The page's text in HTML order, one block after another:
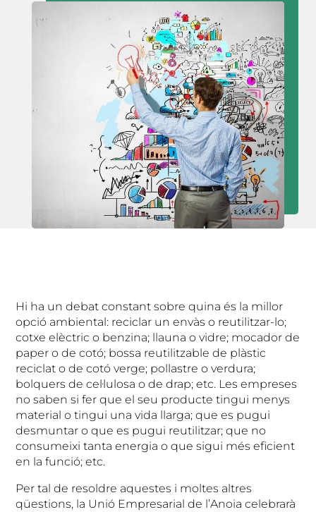
Hi ha un debat constant sobre quina és la millor
opció ambiental: reciclar un envàs o reutilitzar-lo;
cotxe elèctric o benzina; llauna o vidre; mocador de
paper o de cotó; bossa reutilitzable de plàstic
reciclat o de cotó verge; pollastre o verdura;
bolquers de cel·lulosa o de drap; etc. Les empreses
no saben si fer que el seu producte tingui menys
material o tingui una vida llarga; que es pugui
desmuntar o que es pugui reutilitzar; que no
consumeixi tanta energia o que sigui més eficient
en la funció; etc.
Per tal de resoldre aquestes i moltes altres
qüestions, la Unió Empresarial de l’Anoia celebrarà